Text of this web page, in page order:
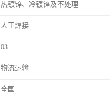
热镀锌、冷镀锌及不处理
人工焊接
03
物流运输
全国